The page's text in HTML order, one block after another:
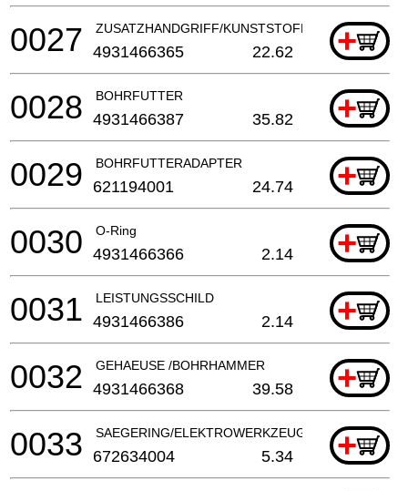
ZUSATZHANDGRIFF/KUNSTSTOFF/ +
0027 4931466365 22.62
BOHRFUTTER +
0028 4931466387 35.82
BOHRFUTTERADAPTER +
0029 621194001 24.74
O-Ring +
0030 4931466366 2.14
LEISTUNGSSCHILD +
0031 4931466386 2.14
GEHAEUSE /BOHRHAMMER +
0032 4931466368 39.58
SAEGERING/ELEKTROWERKZEUG (2 benötigt)
+
0033 672634004 5.34